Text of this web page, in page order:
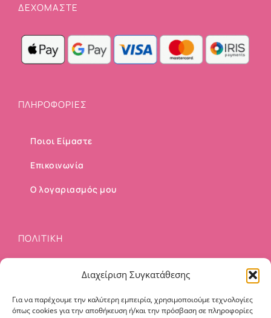
Διαχείριση Συγκατάθεσης
Για να παρέχουμε την καλύτερη εμπειρία, χρησιμοποιούμε τεχνολογίες
όπως cookies για την αποθήκευση ή/και την πρόσβαση σε πληροφορίες
ΔΕΧΟΜΑΣΤΕ
ΠΛΗΡΟΦΟΡΙΕΣ
Ποιοι Είμαστε
Επικοινωνία
Ο λογαριασμός μου
ΠΟΛΙΤΙΚΗ
Τρόποι Αποστολής
Τρόποι Πληρωμής